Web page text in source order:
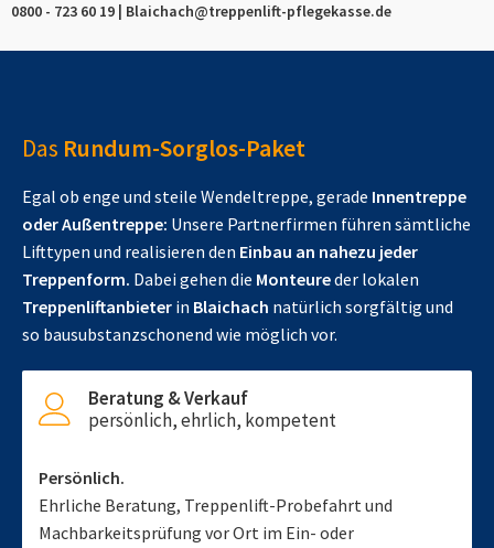
0800 - 723 60 19 | Blaichach@treppenlift-pflegekasse.de
Das Rundum-Sorglos-Paket
Egal ob enge und steile Wendeltreppe, gerade Innentreppe
oder Außentreppe: Unsere Partnerfirmen führen sämtliche
Lifttypen und realisieren den Einbau an nahezu jeder
Treppenform. Dabei gehen die Monteureder lokalen
Treppenliftanbieter in Blaichach natürlich sorgfältig und
so bausubstanzschonend wie möglich vor.
Beratung & Verkauf
persönlich, ehrlich, kompetent
Persönlich.
Ehrliche Beratung, Treppenlift-Probefahrt und
Machbarkeitsprüfung vor Ort im Ein- oder